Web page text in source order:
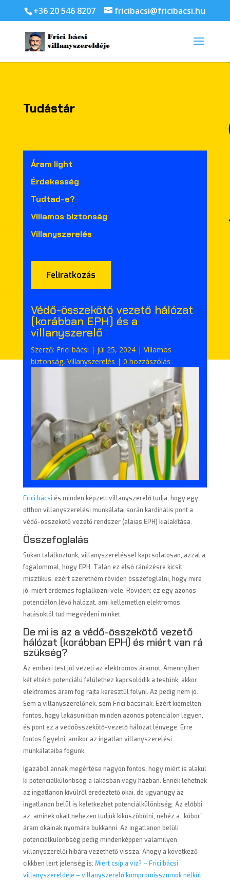
+36 20 546 8207 fricibacsi@fricibacsi.hu
Tudástár
Áram light
Érdekesség
Tudtad-e?
Villamos biztonság
Villanyszerelés
Feliratkozás
Védő-összekötő vezető hálózat
(korábban EPH) és a
villanyszerelő
Szerző: Frici bácsi | júl 25, 2024| Villamos
biztonság, Villanyszerelés | 0 hozzászólás
Frici bácsi és minden képzett villanyszerelő tudja, hogy egy
otthon villanyszerelési munkálatai során kardinális pont a
védő-összekötő vezető rendszer (alaias EPH) kialakítása.
Összefoglalás
Sokan találkoztunk, villanyszereléssel kapcsolatosan, azzal a
fogalommal, hogy EPH. Talán ez első ránézésre kicsit
misztikus, ezért szeretném röviden összefoglalni, hogy mire
jó, miért érdemes foglalkozni vele. Röviden: ez egy azonos
potenciálón lévő hálózat, ami kellemetlen elektromos
hatásoktól tud megvédeni minket.
De mi is az a védő-összekötő vezető
hálózat (korábban EPH) és miért van rá
szükség?
Az emberi test jól vezeti az elektromos áramot. Amennyiben
két eltérő potenciálú felülethez kapcsolódik a testünk, akkor
elektromos áram fog rajta keresztül folyni. Az pedig nem jó.
Sem a villanyszerelőnek, sem Frici bácsinak. Ezért kiemelten
fontos, hogy lakásunkban minden azonos potenciálon legyen,
és pont ez a védőösszekötő-vezető hálózat lényege. Erre
fontos figyelni, amikor az ingatlan villanyszerelési
munkálataiba fogunk.
Igazából annak megértése nagyon fontos, hogy miért is alakul
ki potenciálkülönbség a lakásban vagy házban. Ennek lehetnek
az ingatlanon kívülről eredeztető okai, de ugyanúgy az
ingatlanon belül is keletkezhet potenciálkülönbség. Az előbbi
az, aminek okait nehezen tudjuk kiküszöbölni, nehéz a „kóbor”
áram okainak nyomára bukkanni. Az ingatlanon belüli
potenciálkülönbség pedig mindenképpen valamilyen
villanyszerelői hibára vezethető vissza. Ahogy a következő
cikkben leírt jelenség is: Miért csíp a víz? – Frici bácsi
villanyszereldéje – villanyszerelő kompromisszumok nélkül